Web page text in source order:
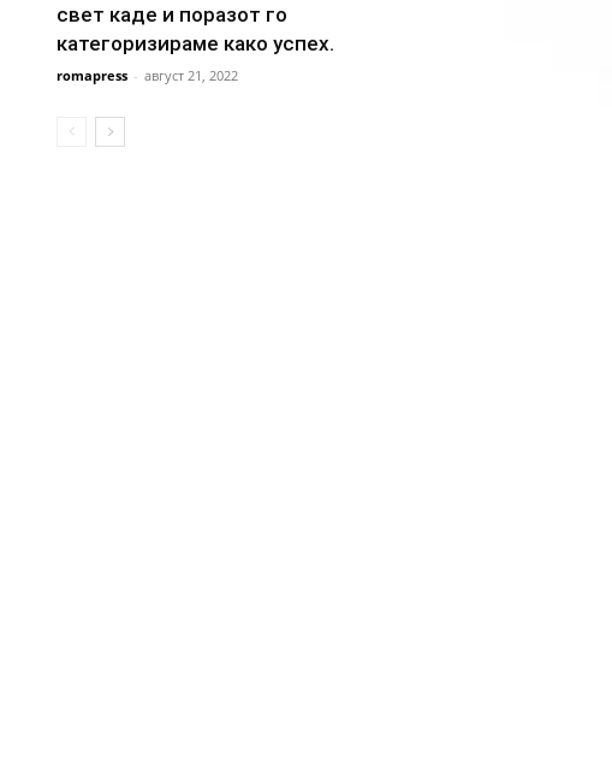
свет каде и поразот го
категоризираме како успех.
romapress - август 21, 2022